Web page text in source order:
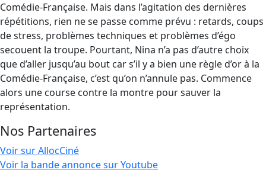
Comédie-Française. Mais dans l’agitation des dernières
répétitions, rien ne se passe comme prévu : retards, coups
de stress, problèmes techniques et problèmes d’égo
secouent la troupe. Pourtant, Nina n’a pas d’autre choix
que d’aller jusqu’au bout car s’il y a bien une règle d’or à la
Comédie-Française, c’est qu’on n’annule pas. Commence
alors une course contre la montre pour sauver la
représentation.
Nos Partenaires
Voir sur AllocCiné
Voir la bande annonce sur Youtube